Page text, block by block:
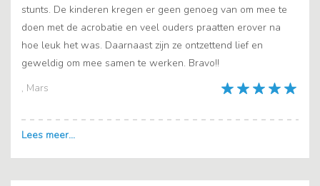
, Mars
stunts. De kinderen kregen er geen genoeg van om mee te
doen met de acrobatie en veel ouders praatten erover na
hoe leuk het was. Daarnaast zijn ze ontzettend lief en
geweldig om mee samen te werken. Bravo!!